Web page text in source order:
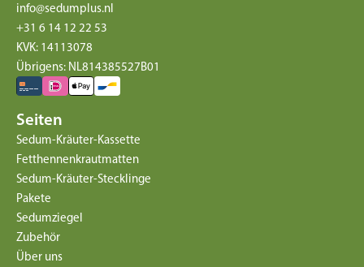
info@sedumplus.nl
+31 6 14 12 22 53
KVK: 14113078
Übrigens: NL814385527B01
Seiten
Sedum-Kräuter-Kassette
Fetthennenkrautmatten
Sedum-Kräuter-Stecklinge
Pakete
Sedumziegel
Zubehör
Über uns